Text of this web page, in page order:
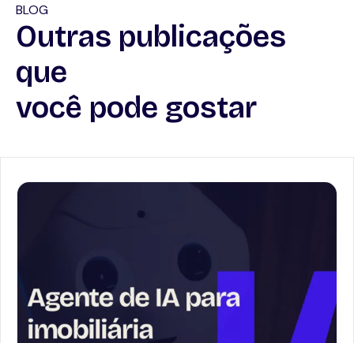
BLOG
Outras publicações
que
você pode gostar